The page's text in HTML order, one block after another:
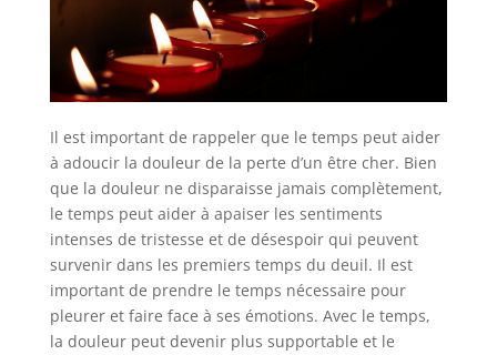
Il est important de rappeler que le temps peut aider
à adoucir la douleur de la perte d’un être cher. Bien
que la douleur ne disparaisse jamais complètement,
le temps peut aider à apaiser les sentiments
intenses de tristesse et de désespoir qui peuvent
survenir dans les premiers temps du deuil. Il est
important de prendre le temps nécessaire pour
pleurer et faire face à ses émotions. Avec le temps,
la douleur peut devenir plus supportable et le